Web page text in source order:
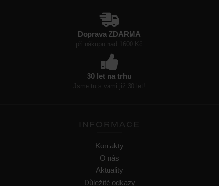
Doprava ZDARMA
při nákupu nad 1600 Kč
30 let na trhu
Jsme tu s vámi již 30 let!
INFORMACE
Kontakty
O nás
Aktuality
Důležité odkazy